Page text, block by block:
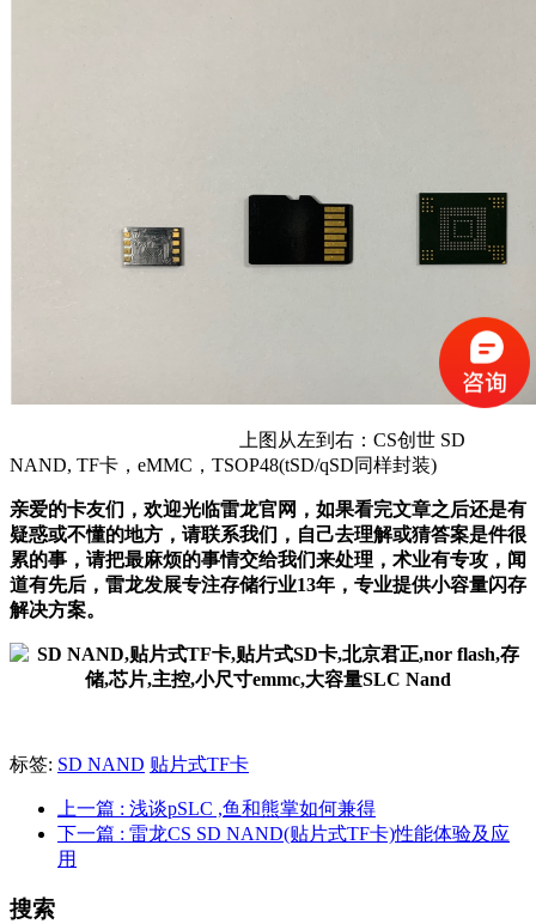
上图从左到右：CS创世 SD
NAND, TF卡，eMMC，TSOP48(tSD/qSD同样封装)
亲爱的卡友们，欢迎光临雷龙官网，如果看完文章之后还是有
疑惑或不懂的地方，请联系我们，自己去理解或猜答案是件很
累的事，请把最麻烦的事情交给我们来处理，术业有专攻，闻
道有先后，雷龙发展专注存储行业13年，专业提供小容量闪存
解决方案。
标签: SD NAND 贴片式TF卡
上一篇 : 浅谈pSLC ,鱼和熊掌如何兼得
下一篇 : 雷龙CS SD NAND(贴片式TF卡)性能体验及应
用
搜索